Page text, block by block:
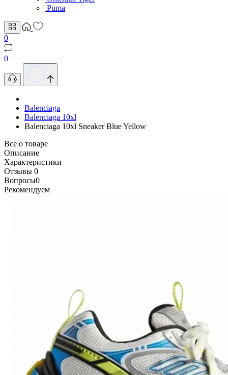
Puma
0
0
Balenciaga
Balenciaga 10xl
Balenciaga 10xl Sneaker Blue Yellow
Все о товаре
Описание
Характеристики
Отзывы 0
Вопросы0
Рекомендуем